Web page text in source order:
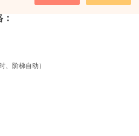
、阶梯自动）